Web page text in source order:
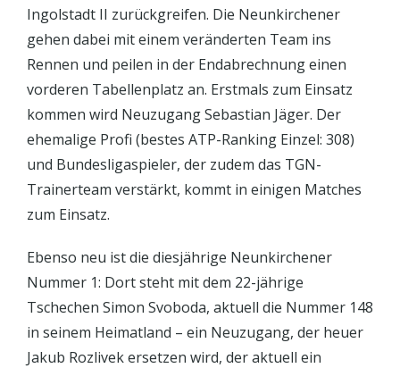
Ingolstadt II zurückgreifen. Die Neunkirchener
gehen dabei mit einem veränderten Team ins
Rennen und peilen in der Endabrechnung einen
vorderen Tabellenplatz an. Erstmals zum Einsatz
kommen wird Neuzugang Sebastian Jäger. Der
ehemalige Profi (bestes ATP-Ranking Einzel: 308)
und Bundesligaspieler, der zudem das TGN-
Trainerteam verstärkt, kommt in einigen Matches
zum Einsatz.
Ebenso neu ist die diesjährige Neunkirchener
Nummer 1: Dort steht mit dem 22-jährige
Tschechen Simon Svoboda, aktuell die Nummer 148
in seinem Heimatland – ein Neuzugang, der heuer
Jakub Rozlivek ersetzen wird, der aktuell ein